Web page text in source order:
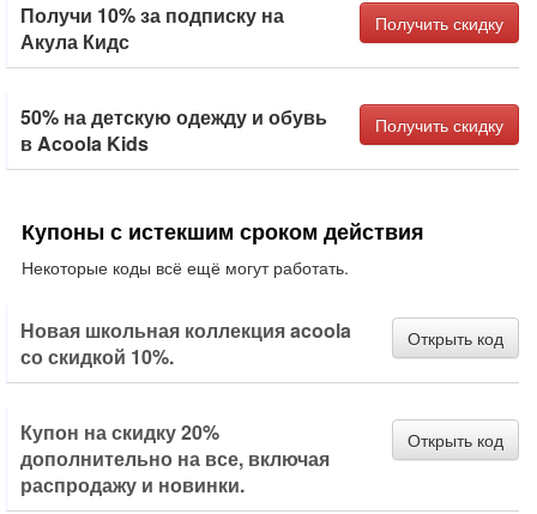
Получи 10% за подписку на
Акула Кидс
Получить скидку
50% на детскую одежду и обувь
в Acoola Kids
Получить скидку
Купоны с истекшим сроком действия
Некоторые коды всё ещё могут работать.
Новая школьная коллекция acoola
со скидкой 10%.
Открыть код
Купон на скидку 20%
дополнительно на все, включая
распродажу и новинки.
Открыть код